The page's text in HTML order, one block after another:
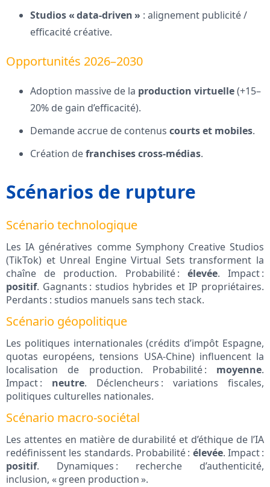
Studios « data-driven » : alignement publicité /
efficacité créative.
Opportunités 2026–2030
Adoption massive de la production virtuelle(+15–
20% de gain d’efficacité).
Demande accrue de contenus courts et mobiles.
Création defranchises cross‑médias.
Scénarios de rupture
Scénario technologique
Les IA génératives comme Symphony Creative Studios
(TikTok) et Unreal Engine Virtual Sets transforment la
chaîne de production. Probabilité : élevée. Impact :
positif. Gagnants : studios hybrides et IP propriétaires.
Perdants : studios manuels sans tech stack.
Scénario géopolitique
Les politiques internationales (crédits d’impôt Espagne,
quotas européens, tensions USA‑Chine) influencent la
localisation de production. Probabilité : moyenne.
Impact : neutre. Déclencheurs : variations fiscales,
politiques culturelles nationales.
Scénario macro-sociétal
Les attentes en matière de durabilité et d’éthique de l’IA
redéfinissent les standards. Probabilité : élevée. Impact :
positif. Dynamiques : recherche d’authenticité,
inclusion, « green production ».